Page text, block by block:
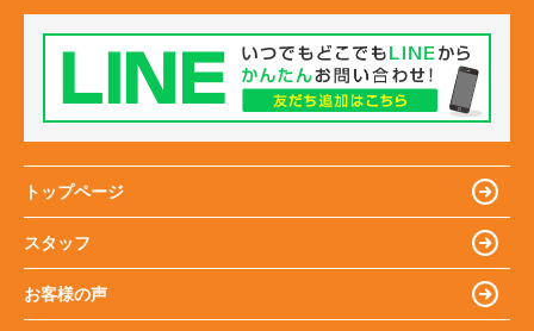
トップページ
スタッフ
お客様の声